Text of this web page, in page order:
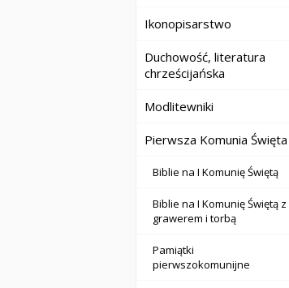
Ikonopisarstwo
Duchowość, literatura
chrześcijańska
Modlitewniki
Pierwsza Komunia Święta
Biblie na I Komunię Świętą
Biblie na I Komunię Świętą z
grawerem i torbą
Pamiątki
pierwszokomunijne